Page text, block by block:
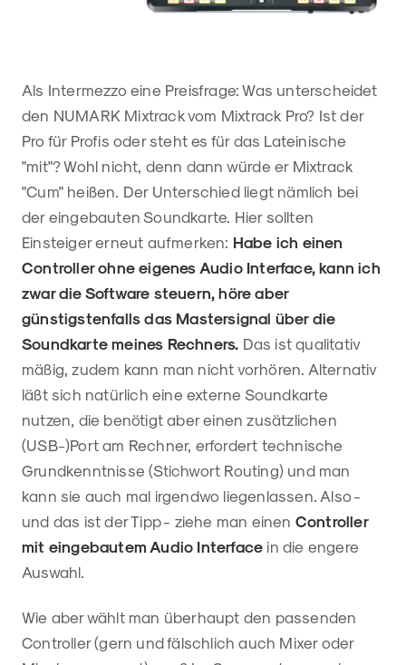
Als Intermezzo eine Preisfrage: Was unterscheidet
den NUMARK Mixtrack vom Mixtrack Pro? Ist der
Pro für Profis oder steht es für das Lateinische
"mit"? Wohl nicht, denn dann würde er Mixtrack
"Cum" heißen. Der Unterschied liegt nämlich bei
der eingebauten Soundkarte. Hier sollten
Einsteiger erneut aufmerken: Habe ich einen
Controller ohne eigenes Audio Interface, kann ich
zwar die Software steuern, höre aber
günstigstenfalls das Mastersignal über die
Soundkarte meines Rechners. Das ist qualitativ
mäßig, zudem kann man nicht vorhören. Alternativ
läßt sich natürlich eine externe Soundkarte
nutzen, die benötigt aber einen zusätzlichen
(USB-)Port am Rechner, erfordert technische
Grundkenntnisse (Stichwort Routing) und man
kann sie auch mal irgendwo liegenlassen. Also -
und das ist der Tipp - ziehe man einen Controller
mit eingebautem Audio Interface in die engere
Auswahl.
Wie aber wählt man überhaupt den passenden
Controller (gern und fälschlich auch Mixer oder